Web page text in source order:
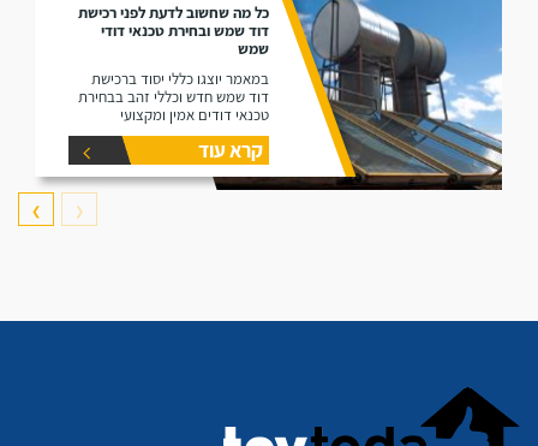
כל מה שחשוב לדעת לפני רכישת
דוד שמש ובחירת טכנאי דודי
שמש
במאמר יוצגו כללי יסוד ברכישת
דוד שמש חדש וכללי זהב בבחירת
טכנאי דודים אמין ומקצועי
קרא עוד
❮
❯